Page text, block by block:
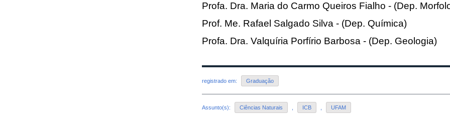
Profa. Dra. Maria do Carmo Queiros Fialho - (Dep.
Prof. Me. Rafael Salgado Silva - (Dep. Química)
Profa. Dra. Valquíria Porfírio Barbosa - (Dep. Geologia)
registrado em: Graduação
Assunto(s): Ciências Naturais ICB UFAM